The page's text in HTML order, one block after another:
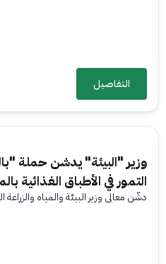
التفاصيل
وزير "البيئة" يدشن حملة
التمور في الأطباق الغذائية
دشّن معالي وزير البيئة والمياه